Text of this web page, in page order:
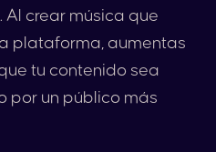
crear música que
plataforma, aumentas
tu contenido sea
por un público más